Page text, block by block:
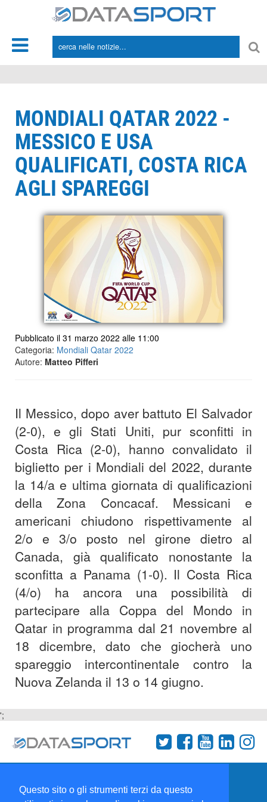
Questo sito o gli strumenti terzi da questo
MONDIALI QATAR 2022 -
MESSICO E USA
QUALIFICATI, COSTA RICA
AGLI SPAREGGI
Pubblicato il 31 marzo 2022 alle 11:00
Categoria: Mondiali Qatar 2022
Autore: Matteo Pifferi
Il Messico, dopo aver battuto El Salvador
(2-0), e gli Stati Uniti, pur sconfitti in
Costa Rica (2-0), hanno convalidato il
biglietto per i Mondiali del 2022, durante
la 14/a e ultima giornata di qualificazioni
della Zona Concacaf. Messicani e
americani chiudono rispettivamente al
2/o e 3/o posto nel girone dietro al
Canada, già qualificato nonostante la
sconfitta a Panama (1-0). Il Costa Rica
(4/o) ha ancora una possibilità di
partecipare alla Coppa del Mondo in
Qatar in programma dal 21 novembre al
18 dicembre, dato che giocherà uno
spareggio intercontinentale contro la
Nuova Zelanda il 13 o 14 giugno.
';
Collabora con noi